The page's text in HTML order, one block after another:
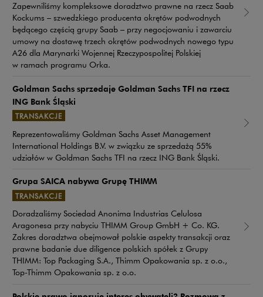
Zapewniliśmy kompleksowe doradztwo prawne na rzecz Saab
Kockums – szwedzkiego producenta okrętów podwodnych
będącego częścią grupy Saab – przy negocjowaniu i zawarciu
umowy na dostawę trzech okrętów podwodnych nowego typu
A26 dla Marynarki Wojennej Rzeczypospolitej Polskiej
w ramach programu Orka.
Uwaga, link zostanie otwarty w nowym oknie
Goldman Sachs sprzedaje Goldman Sachs TFI na rzecz
ING Bank Śląski
TRANSAKCJE
Reprezentowaliśmy Goldman Sachs Asset Management
International Holdings B.V. w związku ze sprzedażą 55%
udziałów w Goldman Sachs TFI na rzecz ING Bank Śląski.
Grupa SAICA nabywa Grupę THIMM
TRANSAKCJE
Doradzaliśmy Sociedad Anonima Industrias Celulosa
Aragonesa przy nabyciu THIMM Group GmbH + Co. KG.
Zakres doradztwa obejmował polskie aspekty transakcji oraz
prawne badanie due diligence polskich spółek z Grupy
THIMM: Top Packaging S.A., Thimm Opakowania sp. z o.o.,
Top-Thimm Opakowania sp. z o.o.
Uwaga, link zostanie otwarty w nowym oknie